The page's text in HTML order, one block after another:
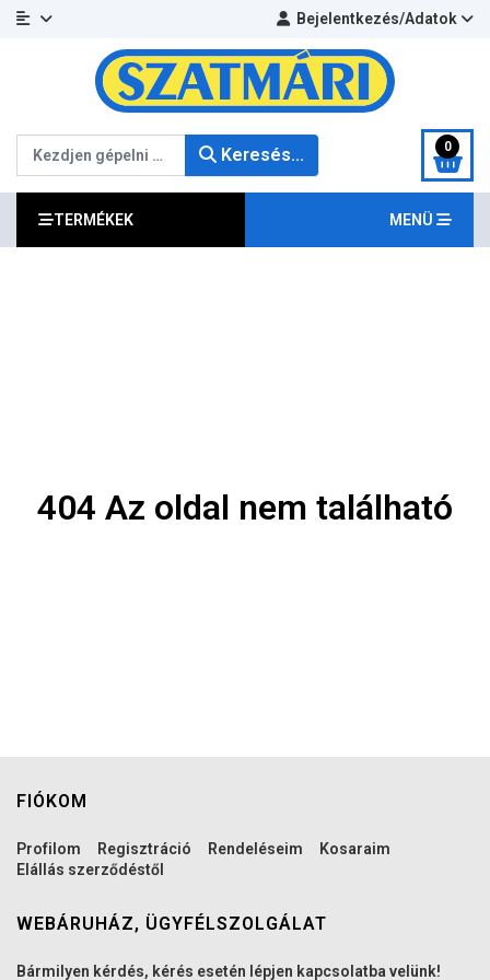
Bejelentkezés/Adatok
Keresés... 0
TERMÉKEK MENÜ
404 Az oldal nem található
FIÓKOM
Profilom Regisztráció Rendeléseim
Kosaraim
Elállás szerződéstől
WEBÁRUHÁZ, ÜGYFÉLSZOLGÁLAT
Bármilyen kérdés, kérés esetén lépjen kapcsolatba velünk!